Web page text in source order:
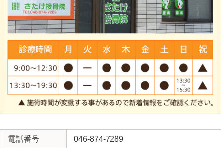
電話番号 046-874-7289